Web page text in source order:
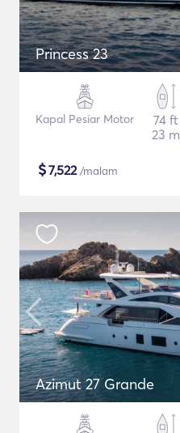
Princess 23
Kapal Pesiar Motor
74 ft
23 m
$7,522/malam
Azimut 27 Grande